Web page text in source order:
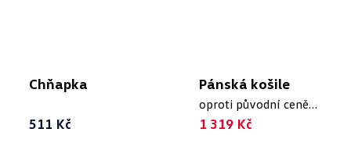
Chňapka
511 Kč
Pánská košile
oproti původní ceně
2 029 Kč
1 319 Kč